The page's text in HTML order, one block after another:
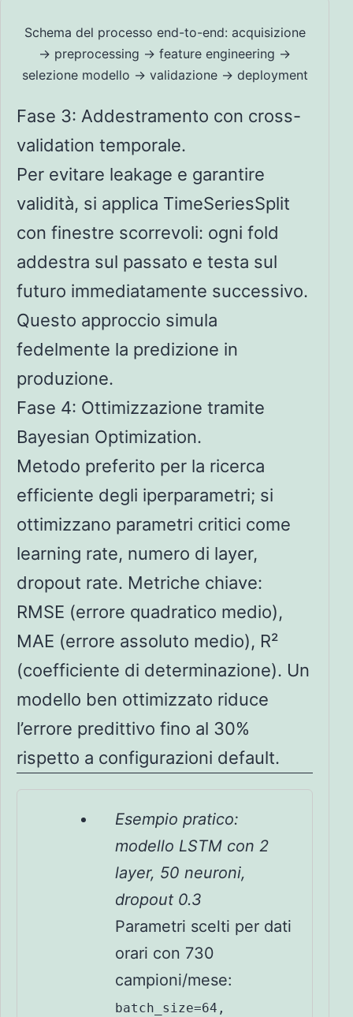
Schema del processo end-to-end: acquisizione
→ preprocessing → feature engineering →
selezione modello → validazione → deployment
Fase 3: Addestramento con cross-
validation temporale.
Per evitare leakage e garantire
validità, si applica TimeSeriesSplit
con finestre scorrevoli: ogni fold
addestra sul passato e testa sul
futuro immediatamente successivo.
Questo approccio simula
fedelmente la predizione in
produzione.
Fase 4: Ottimizzazione tramite
Bayesian Optimization.
Metodo preferito per la ricerca
efficiente degli iperparametri; si
ottimizzano parametri critici come
learning rate, numero di layer,
dropout rate. Metriche chiave:
RMSE (errore quadratico medio),
MAE (errore assoluto medio), R²
(coefficiente di determinazione). Un
modello ben ottimizzato riduce
l’errore predittivo fino al 30%
rispetto a configurazioni default.
Esempio pratico:
modello LSTM con 2
layer, 50 neuroni,
dropout 0.3
Parametri scelti per dati
orari con 730
campioni/mese:
batch_size=64,